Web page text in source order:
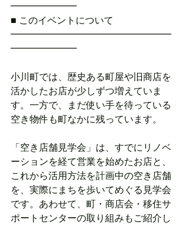
━━━━━━━
■ このイベントについて
━━━━━━━━━━━━━━━━━
━━━━━━━
小川町では、歴史ある町屋や旧商店を
活かしたお店が少しずつ増えていま
す。一方で、まだ使い手を待っている
空き物件も町なかに残っています。
「空き店舗見学会」は、すでにリノベ
ーションを経て営業を始めたお店と、
これから活用方法を計画中の空き店舗
を、実際にまちを歩いてめぐる見学会
です。あわせて、町・商店会・移住サ
ポートセンターの取り組みもご紹介し